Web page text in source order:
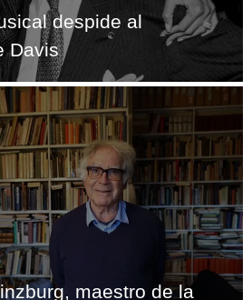
despide al
Davis
maestro de la